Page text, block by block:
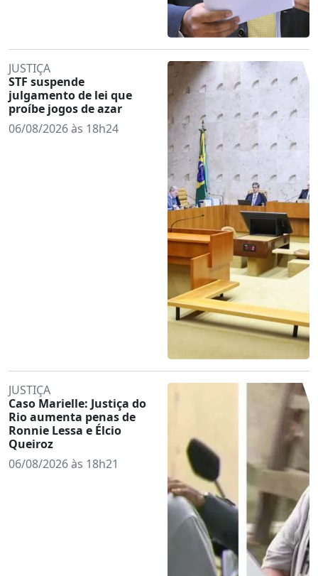
JUSTIÇA
STF suspende
julgamento de lei que
proíbe jogos de azar
06/08/2026 às 18h24
JUSTIÇA
Caso Marielle: Justiça do
Rio aumenta penas de
Ronnie Lessa e Élcio
Queiroz
06/08/2026 às 18h21